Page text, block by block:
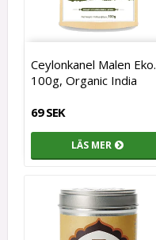
Ceylonkanel Malen Eko.
100g, Organic India
69 SEK
LÄS MER